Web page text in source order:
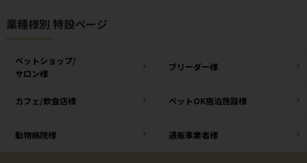
業種様別 特設ページ
ペットショップ/
サロン様
ブリーダー様
カフェ/飲食店様 ペットOK宿泊施設様
動物病院様 通販事業者様